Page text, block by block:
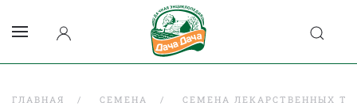
ГЛАВНАЯ СЕМЕНА СЕМЕНА ЛЕКАРСТВЕННЫХ